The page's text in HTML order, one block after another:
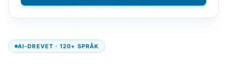
AI-DREVET · 120+ SPRÅK